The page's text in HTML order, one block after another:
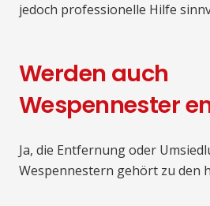
jedoch professionelle Hilfe
Werden auch
Wespennester
Ja, die Entfernung oder
Wespennestern gehört zu den